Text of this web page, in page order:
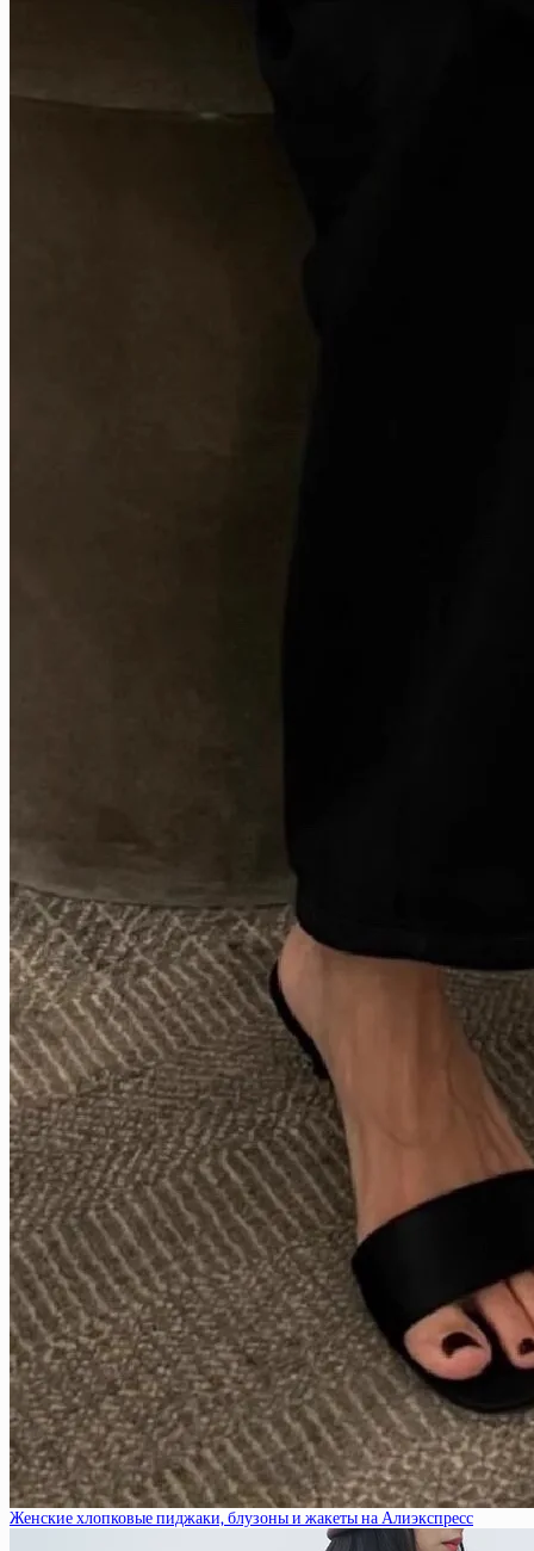
Женские хлопковые пиджаки, блузоны и жакеты на Алиэкспресс